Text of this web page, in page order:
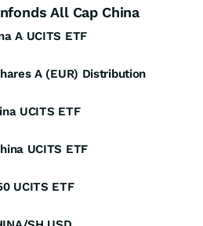
All Cap China
A UCITS ETF
A (EUR) Distribution
UCITS ETF
UCITS ETF
UCITS ETF